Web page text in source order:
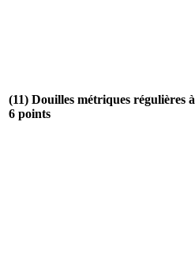
(11) Douilles métriques régulières à
6 points